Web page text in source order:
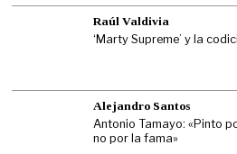
Raúl Valdivia
‘Marty Supreme’ y la
Alejandro Santos
Antonio Tamayo: «Pinto
no por la fama»